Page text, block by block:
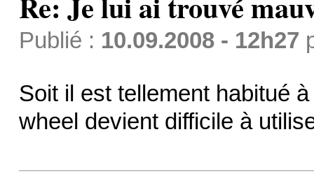
Publié : 10.09.2008 - 12h27
Soit il est tellement habitué
wheel devient difficile à